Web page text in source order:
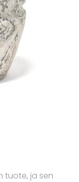
tuote, ja sen